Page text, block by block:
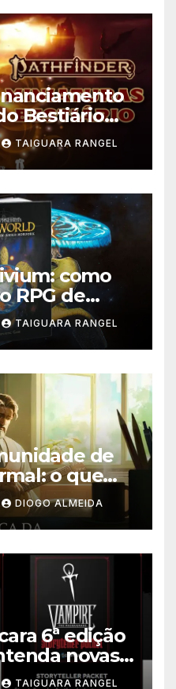
Bestiário
Catarse
TAIGUARA RANGEL
como
RPG de
TAIGUARA RANGEL
de
o que
autorais
DIOGO ALMEIDA
6ª edição
novas
TAIGUARA RANGEL